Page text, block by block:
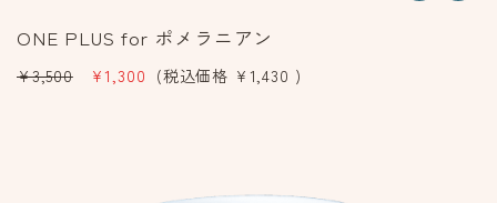
ONE PLUS for ポメラニアン
¥3,500 ¥1,300 (税込価格 ¥1,430 )